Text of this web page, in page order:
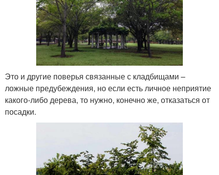
Это и другие поверья связанные с кладбищами –
ложные предубеждения, но если есть личное неприятие
какого-либо дерева, то нужно, конечно же, отказаться от
посадки.